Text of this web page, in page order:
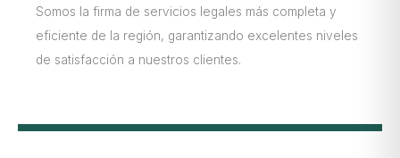
Somos la firma de servicios legales más completa y
eficiente de la región, garantizando excelentes niveles
de satisfacción a nuestros clientes.